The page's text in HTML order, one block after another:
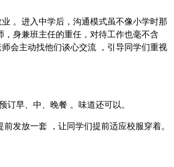
。进入中学后，沟通模式虽不像小学时那
身兼班主任的重任，对待工作也毫不含
会主动找他们谈心交流 ，引导同学们重视
早、中、晚餐 。味道还可以。
放一套 ，让同学们提前适应校服穿着。